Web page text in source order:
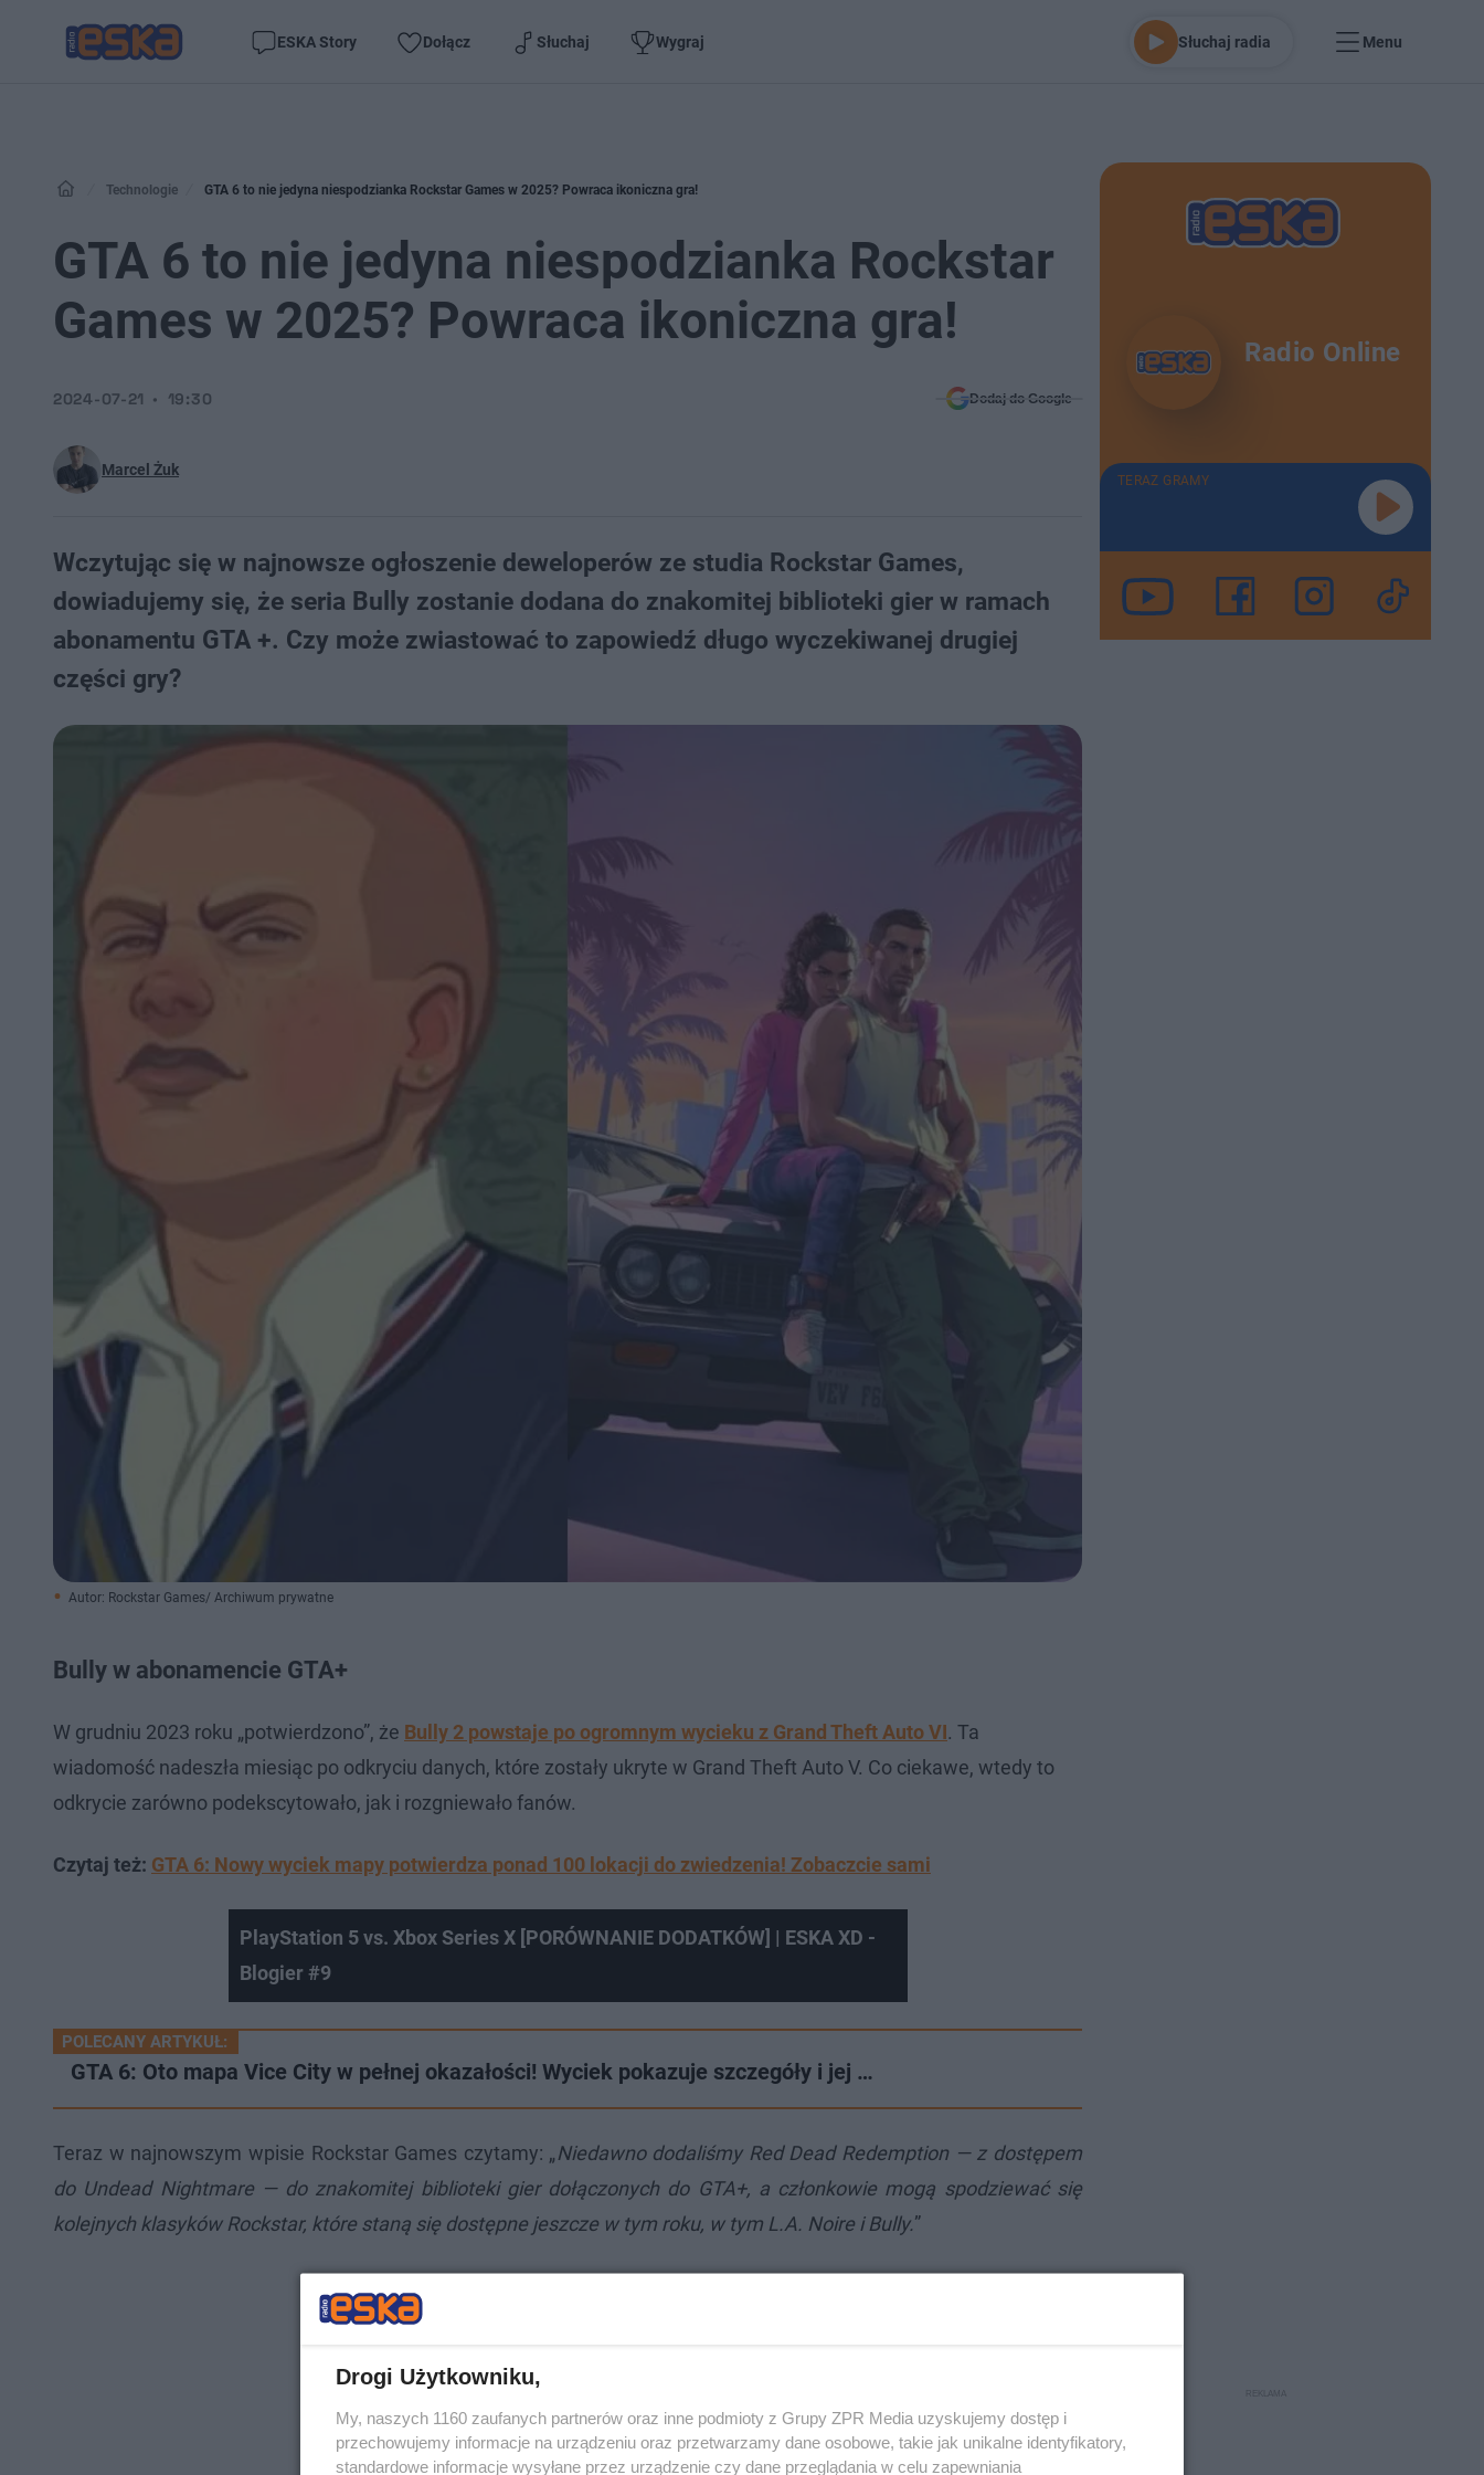
ESKA Story Dołącz Słuchaj Wygraj Słuchaj radia Menu
Technologie GTA 6 to nie jedyna niespodzianka Rockstar Games w 2025? Powraca ikoniczna gra!
GTA 6 to nie jedyna niespodzianka Rockstar
Games w 2025? Powraca ikoniczna gra!
Marcel Żuk
2024-07-21 19:30 Dodaj do Google
Wczytując się w najnowsze ogłoszenie deweloperów ze studia Rockstar Games,
dowiadujemy się, że seria Bully zostanie dodana do znakomitej biblioteki gier w ramach
abonamentu GTA +. Czy może zwiastować to zapowiedź długo wyczekiwanej drugiej
części gry?
Autor: Rockstar Games/ Archiwum prywatne
Bully w abonamencie GTA+
W grudniu 2023 roku „potwierdzono”, że Bully 2 powstaje po ogromnym wycieku z Grand Theft Auto VI. Ta
wiadomość nadeszła miesiąc po odkryciu danych, które zostały ukryte w Grand Theft Auto V. Co ciekawe, wtedy to
odkrycie zarówno podekscytowało, jak i rozgniewało fanów.
Czytaj też: GTA 6: Nowy wyciek mapy potwierdza ponad 100 lokacji do zwiedzenia! Zobaczcie sami
PlayStation 5 vs. Xbox Series X [PORÓWNANIE DODATKÓW] | ESKA XD -
Blogier #9
POLECANY ARTYKUŁ:
GTA 6: Oto mapa Vice City w pełnej okazałości! Wyciek pokazuje szczegóły i jej …
Teraz w najnowszym wpisie Rockstar Games czytamy: „Niedawno dodaliśmy Red Dead Redemption — z dostępem
do Undead Nightmare — do znakomitej biblioteki gier dołączonych do GTA+, a członkowie mogą spodziewać się
kolejnych klasyków Rockstar, które staną się dostępne jeszcze w tym roku, w tym L.A. Noire i Bully.”
Radio Online
TERAZ GRAMY
Drogi Użytkowniku,
My, naszych 1160 zaufanych partnerów oraz inne podmioty z Grupy ZPR Media uzyskujemy dostęp i
przechowujemy informacje na urządzeniu oraz przetwarzamy dane osobowe, takie jak unikalne identyfikatory,
standardowe informacje wysyłane przez urządzenie czy dane przeglądania w celu zapewniania